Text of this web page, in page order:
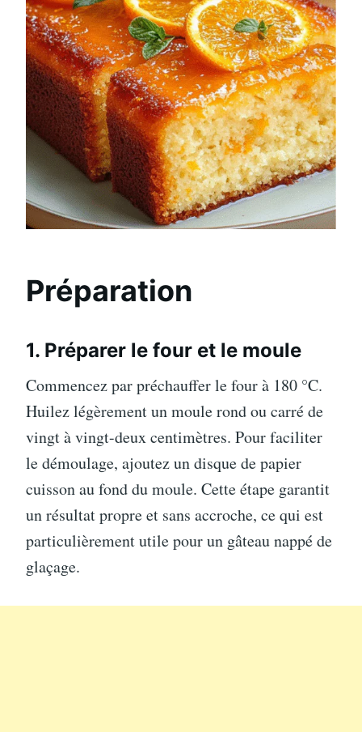
Préparation
1. Préparer le four et le moule
Commencez par préchauffer le four à 180 °C.
Huilez légèrement un moule rond ou carré de
vingt à vingt-deux centimètres. Pour faciliter
le démoulage, ajoutez un disque de papier
cuisson au fond du moule. Cette étape garantit
un résultat propre et sans accroche, ce qui est
particulièrement utile pour un gâteau nappé de
glaçage.